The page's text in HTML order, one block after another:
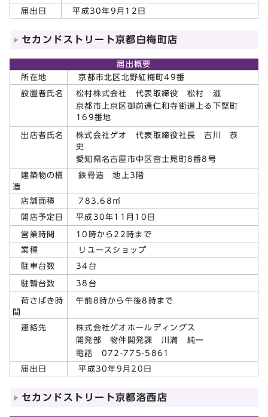
届出日 平成30年9月12日
セカンドストリート京都白梅町店
届出概要
所在地
京都市北区北野紅梅町49番
設置者氏名
松村株式会社 代表取締役 松村 滋
京都市上京区御前通仁和寺街道上る下堅町
169番地
出店者氏名
株式会社ゲオ 代表取締役社長 吉川 恭
史
愛知県名古屋市中区富士見町8番8号
建築物の構
造
鉄骨造 地上3階
店舗面積 783.68㎡
開店予定日 平成30年11月10日
営業時間 10時から22時まで
業種 リユースショップ
駐車台数 34台
駐輪台数 38台
荷さばき時
間
午前8時から午後8時まで
連絡先
株式会社ゲオホールディングス
開発部 物件開発課 川満 純一
電話 072-775-5861
届出日 平成30年9月20日
セカンドストリート京都洛西店